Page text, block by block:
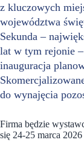
z kluczowych
województwa
Sekunda –
lat w tym rejonie
inauguracja
do wynajęcia
Firma będzie
się 24-25 marca